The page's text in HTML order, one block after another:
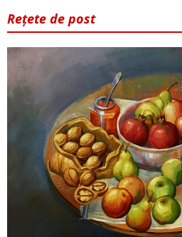
Rețete de post